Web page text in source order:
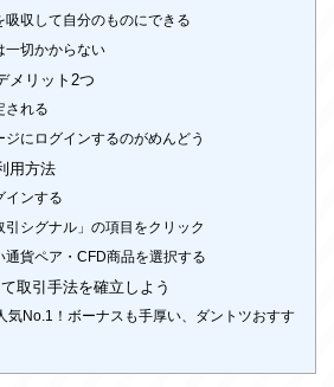
吸収して自分のものにできる
一切かからない
メリット2つ
される
にログインするのがめんどう
用方法
インする
引シグナル」の項目をクリック
通貨ペア・CFD商品を選択する
取引手法を確立しよう
気No.1！ボーナスも手厚い、ダントツおすす